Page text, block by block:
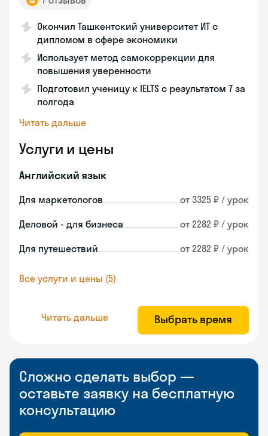
Окончил Ташкентский университет ИТ с
дипломом в сфере экономики
Использует метод самокоррекции для
повышения уверенности
Подготовил ученицу к IELTS с результатом 7 за
полгода
Читать дальше
Услуги и цены
Английский язык
Для маркетологов от 3325 ₽ / урок
Деловой - для бизнеса от 2282 ₽ / урок
Для путешествий от 2282 ₽ / урок
Все услуги и цены (5)
Читать дальше Выбрать время
Сложно сделать выбор —
оставьте заявку на бесплатную
консультацию